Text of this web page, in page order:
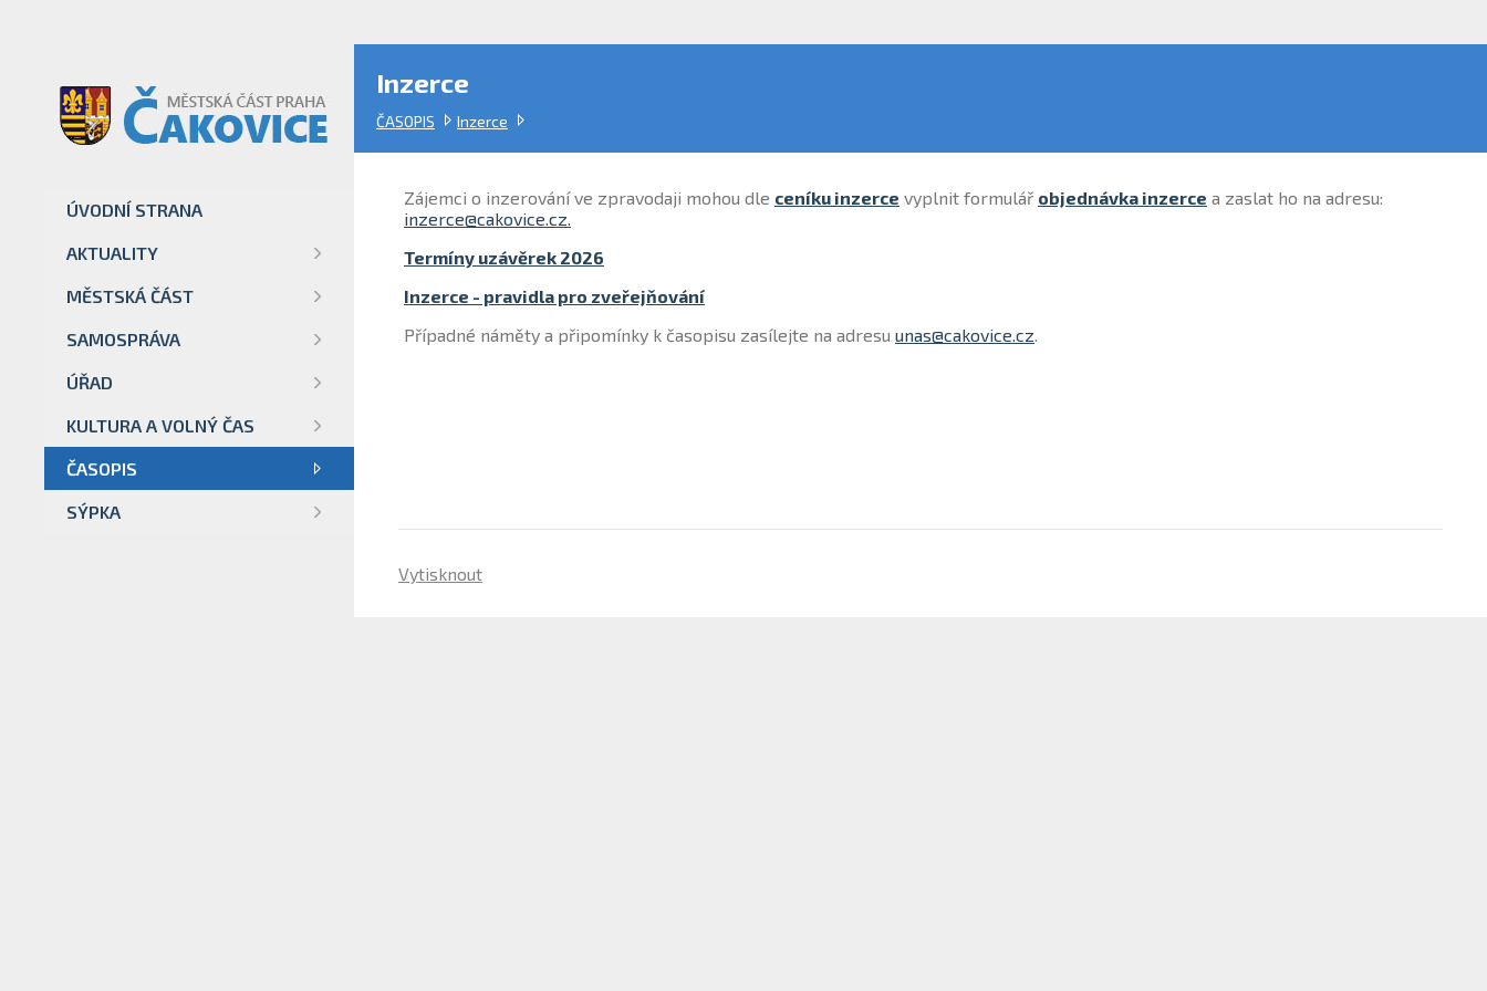
Inzerce
ČASOPIS Inzerce
ÚVODNÍ STRANA
AKTUALITY
MĚSTSKÁ ČÁST
SAMOSPRÁVA
ÚŘAD
KULTURA A VOLNÝ ČAS
ČASOPIS
SÝPKA
Zájemci o inzerování ve zpravodaji mohou dle ceníku inzerce vyplnit formulář objednávka inzerce a zaslat ho na adresu:
inzerce@cakovice.cz.
Termíny uzávěrek 2026
Inzerce - pravidla pro zveřejňování
Případné náměty a připomínky k časopisu zasílejte na adresu unas@cakovice.cz.
Vytisknout